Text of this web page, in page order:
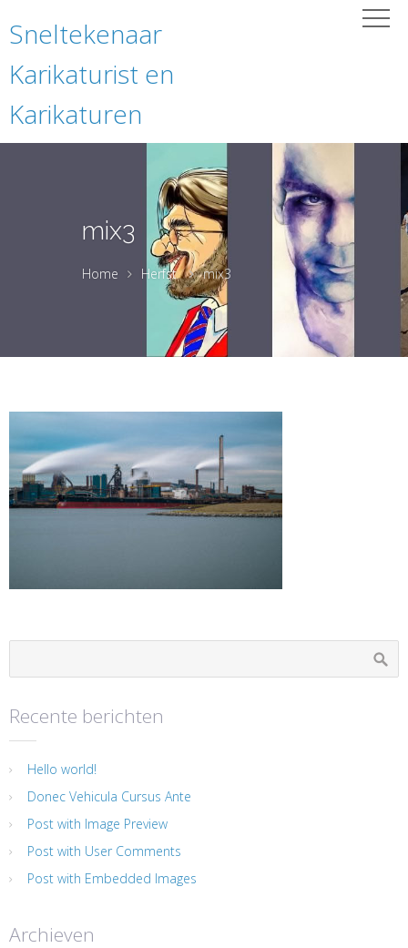
Sneltekenaar
Karikaturist en
Karikaturen
mix3
Home Herfst mix3
Recente berichten
Hello world!
Donec Vehicula Cursus Ante
Post with Image Preview
Post with User Comments
Post with Embedded Images
Archieven